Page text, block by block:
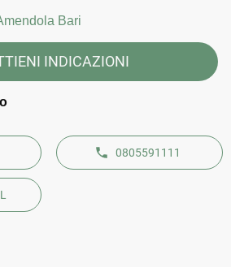
Bari
INDICAZIONI
0805591111